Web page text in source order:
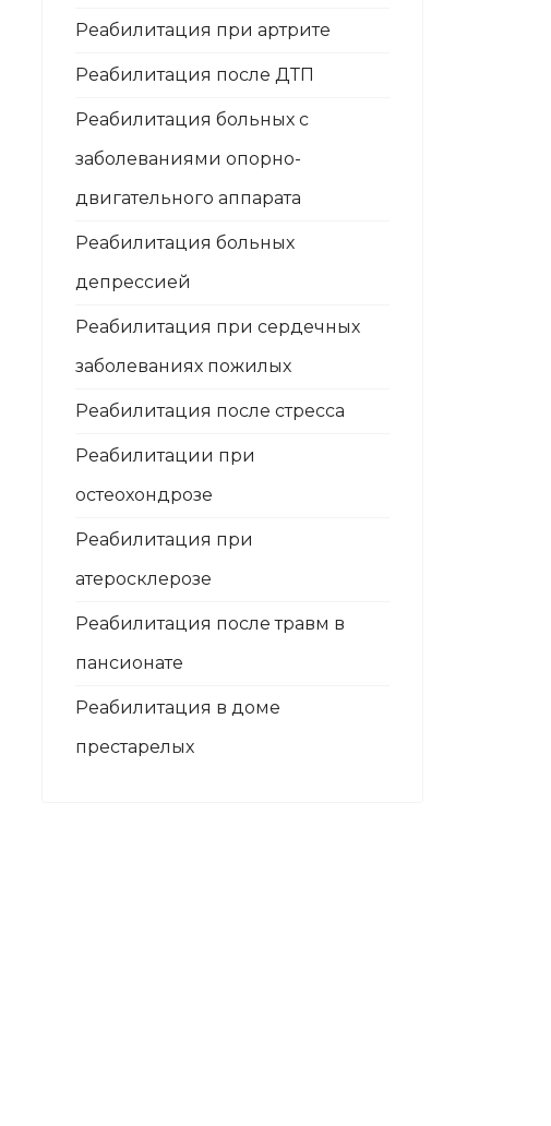
Реабилитация при артрите
Реабилитация после ДТП
Реабилитация больных с
заболеваниями опорно-
двигательного аппарата
Реабилитация больных
депрессией
Реабилитация при сердечных
заболеваниях пожилых
Реабилитация после стресса
Реабилитации при
остеохондрозе
Реабилитация при
атеросклерозе
Реабилитация после травм в
пансионате
Реабилитация в доме
престарелых